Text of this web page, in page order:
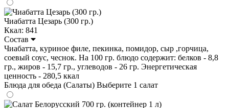
Чиабатта Цезарь (300 гр.)
Ккал: 841
Состав
Чиабатта, куриное филе, пекинка, помидор, сыр ,горчица,
соевый соус, чеснок. На 100 гр. блюдо содержит: белков - 8,8
гр., жиров - 15,7 гр., углеводов - 26 гр. Энергетическая
ценность - 280,5 ккал
Блюда для обеда (Салаты) Выберите 1 салат